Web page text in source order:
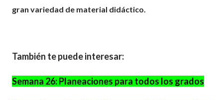
gran variedad de material didáctico.
También te puede interesar:
Semana 26: Planeaciones para todos los grados